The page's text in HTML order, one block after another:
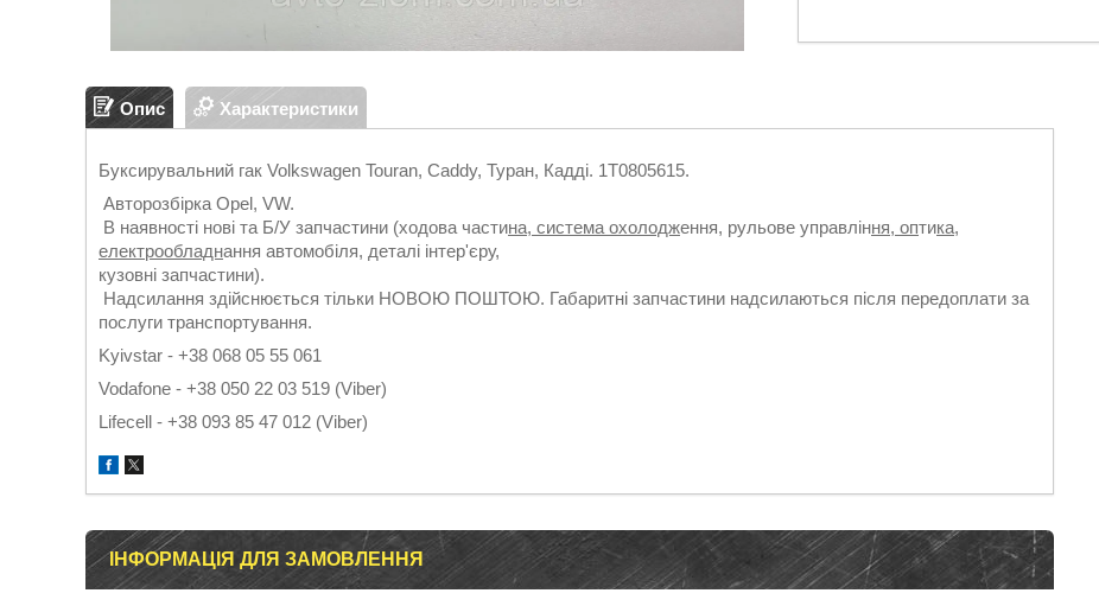
Опис Характеристики
Буксирувальний гак Volkswagen Touran, Caddy, Туран, Кадді. 1T0805615.
Авторозбірка Opel, VW.
В наявності нові та Б/У запчастини (ходова частина, система охолодження, рульове управління, оптика,
електрообладнання автомобіля, деталі інтер'єру,
кузовні запчастини).
Надсилання здійснюється тільки НОВОЮ ПОШТОЮ. Габаритні запчастини надсилаються після передоплати за
послуги транспортування.
Kyivstar - +38 068 05 55 061
Vodafone - +38 050 22 03 519 (Viber)
Lifecell - +38 093 85 47 012 (Viber)
ІНФОРМАЦІЯ ДЛЯ ЗАМОВЛЕННЯ